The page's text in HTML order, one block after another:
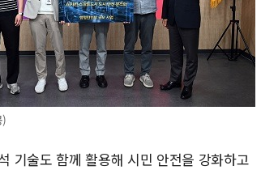
기술도 함께 활용해 시민 안전을 강화하고